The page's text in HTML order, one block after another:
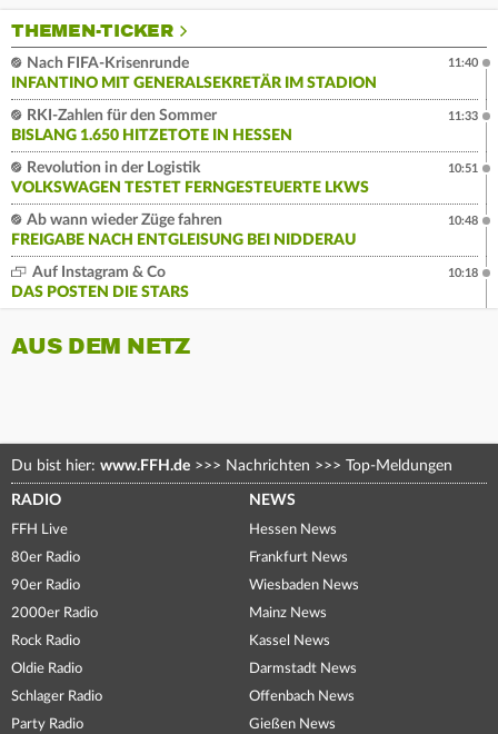
THEMEN-TICKER
Nach FIFA-Krisenrunde
INFANTINO MIT GENERALSEKRETÄR IM STADION
11:40
RKI-Zahlen für den Sommer
BISLANG 1.650 HITZETOTE IN HESSEN
11:33
Revolution in der Logistik
VOLKSWAGEN TESTET FERNGESTEUERTE LKWS
10:51
Ab wann wieder Züge fahren
FREIGABE NACH ENTGLEISUNG BEI NIDDERAU
10:48
Auf Instagram & Co
DAS POSTEN DIE STARS
10:18
AUS DEM NETZ
Du bist hier: www.FFH.de >>> Nachrichten >>> Top-Meldungen
RADIO
FFH Live
80er Radio
90er Radio
2000er Radio
Rock Radio
Oldie Radio
Schlager Radio
Party Radio
NEWS
Hessen News
Frankfurt News
Wiesbaden News
Mainz News
Kassel News
Darmstadt News
Offenbach News
Gießen News